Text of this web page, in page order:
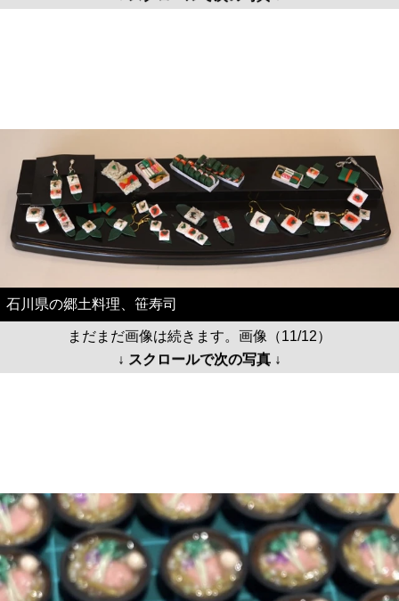
石川県の郷土料理、笹寿司
まだまだ画像は続きます。画像（11/12）
↓ スクロールで次の写真 ↓